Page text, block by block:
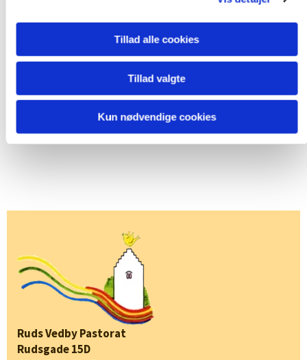
Tillad alle cookies
Tillad valgte
Kun nødvendige cookies
Ruds Vedby Pastorat
Rudsgade 15D